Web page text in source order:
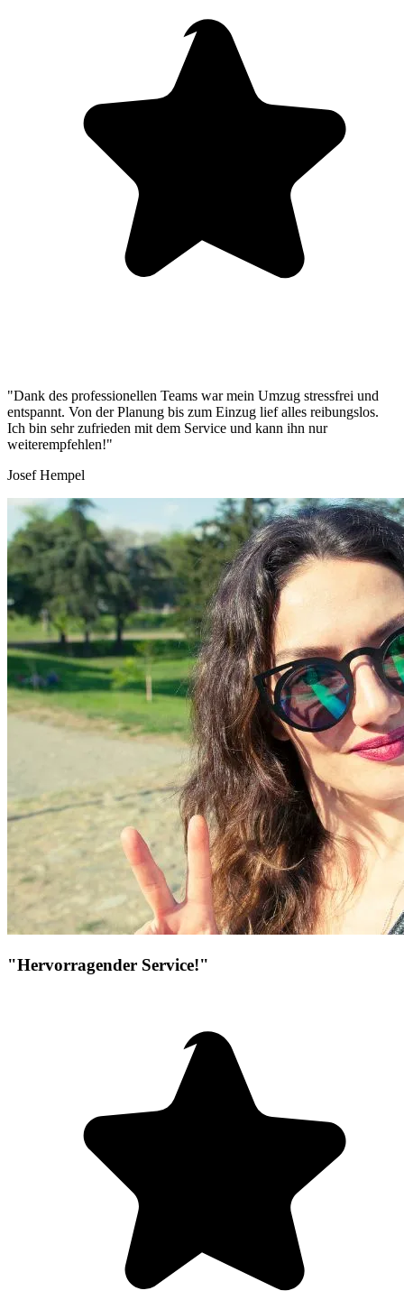
"Dank des professionellen Teams war mein Umzug stressfrei und
entspannt. Von der Planung bis zum Einzug lief alles reibungslos.
Ich bin sehr zufrieden mit dem Service und kann ihn nur
weiterempfehlen!"
Josef Hempel
"Hervorragender Service!"